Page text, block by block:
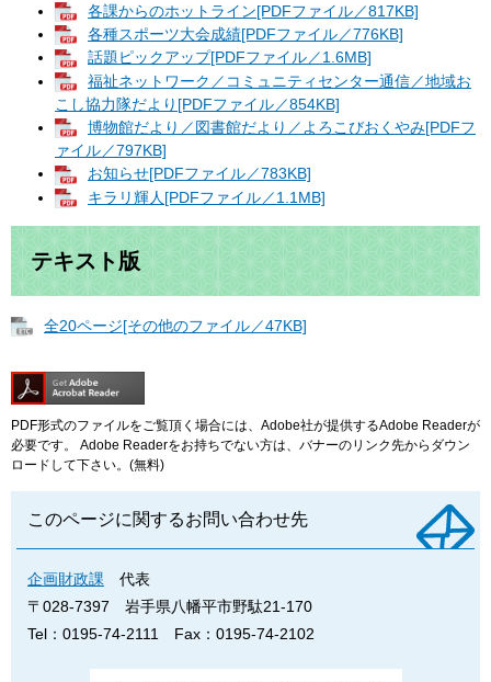
各課からのホットライン[PDFファイル／817KB]
各種スポーツ大会成績[PDFファイル／776KB]
話題ピックアップ[PDFファイル／1.6MB]
福祉ネットワーク／コミュニティセンター通信／地域お
こし協力隊だより[PDFファイル／854KB]
博物館だより／図書館だより／よろこびおくやみ[PDFフ
ァイル／797KB]
お知らせ[PDFファイル／783KB]
キラリ輝人[PDFファイル／1.1MB]
テキスト版
全20ページ[その他のファイル／47KB]
PDF形式のファイルをご覧頂く場合には、Adobe社が提供するAdobe Readerが
必要です。
Adobe Readerをお持ちでない方は、バナーのリンク先からダウン
ロードして下さい。(無料)
このページに関するお問い合わせ先
企画財政課
代表
〒028-7397
岩手県八幡平市野駄21-170
Tel：0195-74-2111
Fax：0195-74-2102